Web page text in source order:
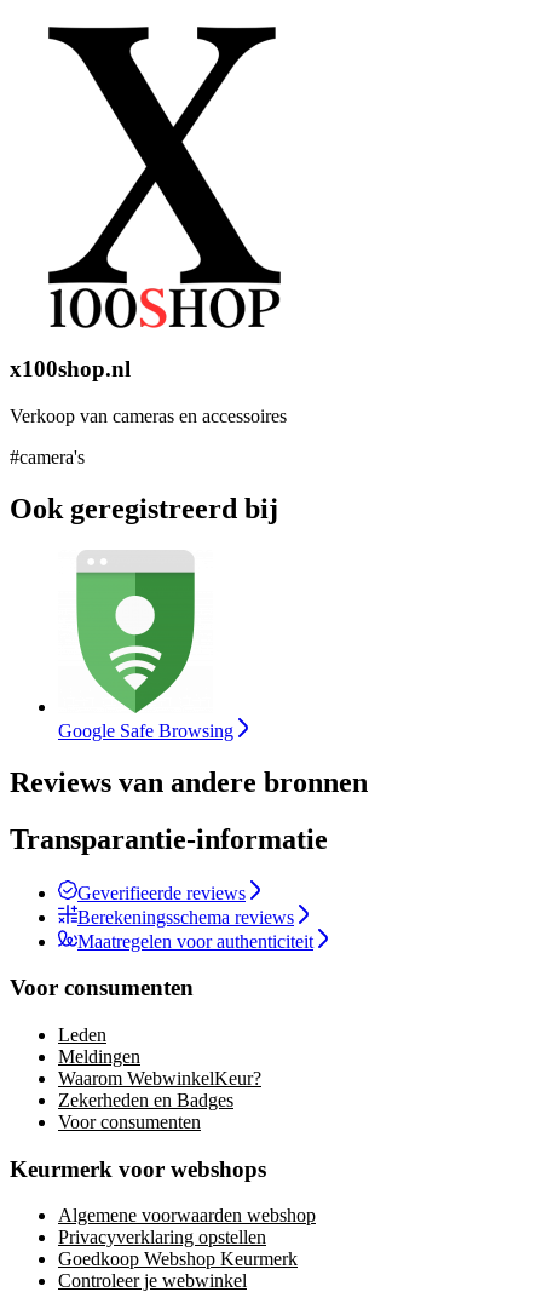
x100shop.nl
Verkoop van cameras en accessoires
#camera's
Ook geregistreerd bij
Google Safe Browsing
Reviews van andere bronnen
Transparantie-informatie
Geverifieerde reviews
Berekeningsschema reviews
Maatregelen voor authenticiteit
Voor consumenten
Leden
Meldingen
Waarom WebwinkelKeur?
Zekerheden en Badges
Voor consumenten
Keurmerk voor webshops
Algemene voorwaarden webshop
Privacyverklaring opstellen
Goedkoop Webshop Keurmerk
Controleer je webwinkel